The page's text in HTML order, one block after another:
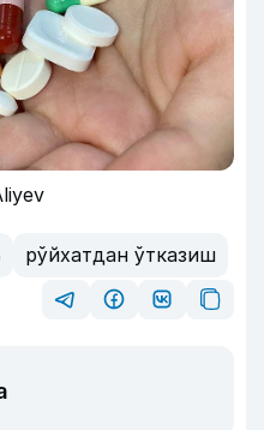
рўйхатдан ўтказиш